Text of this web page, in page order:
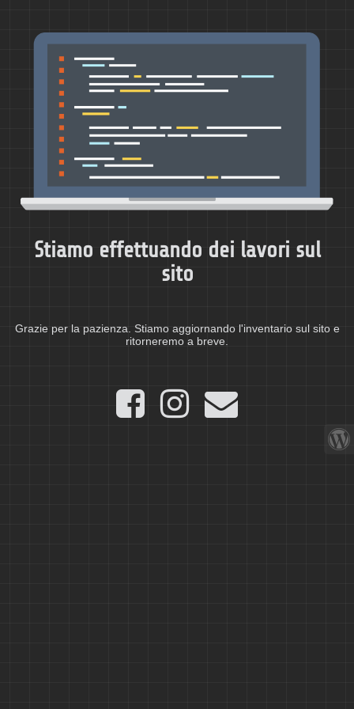
Stiamo effettuando dei lavori sul
sito
Grazie per la pazienza. Stiamo aggiornando l'inventario sul sito e
ritorneremo a breve.